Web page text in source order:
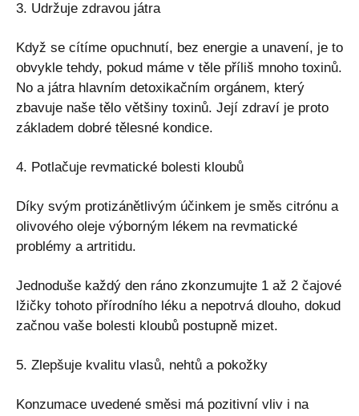
3. Udržuje zdravou játra
Když se cítíme opuchnutí, bez energie a unavení, je to
obvykle tehdy, pokud máme v těle příliš mnoho toxinů.
No a játra hlavním detoxikačním orgánem, který
zbavuje naše tělo většiny toxinů. Její zdraví je proto
základem dobré tělesné kondice.
4. Potlačuje revmatické bolesti kloubů
Díky svým protizánětlivým účinkem je směs citrónu a
olivového oleje výborným lékem na revmatické
problémy a artritidu.
Jednoduše každý den ráno zkonzumujte 1 až 2 čajové
lžičky tohoto přírodního léku a nepotrvá dlouho, dokud
začnou vaše bolesti kloubů postupně mizet.
5. Zlepšuje kvalitu vlasů, nehtů a pokožky
Konzumace uvedené směsi má pozitivní vliv i na